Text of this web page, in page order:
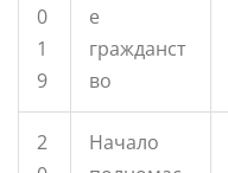
0
1
9
е
гражданст
во
2
Начало